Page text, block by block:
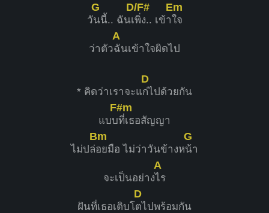
วั
G
นนี้.. ฉันเ
D/F#
พิ่ง.. เข้า
Em
ใจ
ว่าตัว
A
ฉันเข้าใจผิดไป
* คิดว่าเราจะแ
D
ก่ไปด้วยกัน
แบบ
F#m
ที่เธอสัญญา
ไม่ปล่
Bm
อยมือ ไม่ว่าวันข้างห
G
น้า
จะเป็นอย่าง
A
ไร
ฝันที่เธอเติบโ
D
ตไปพร้อมกัน